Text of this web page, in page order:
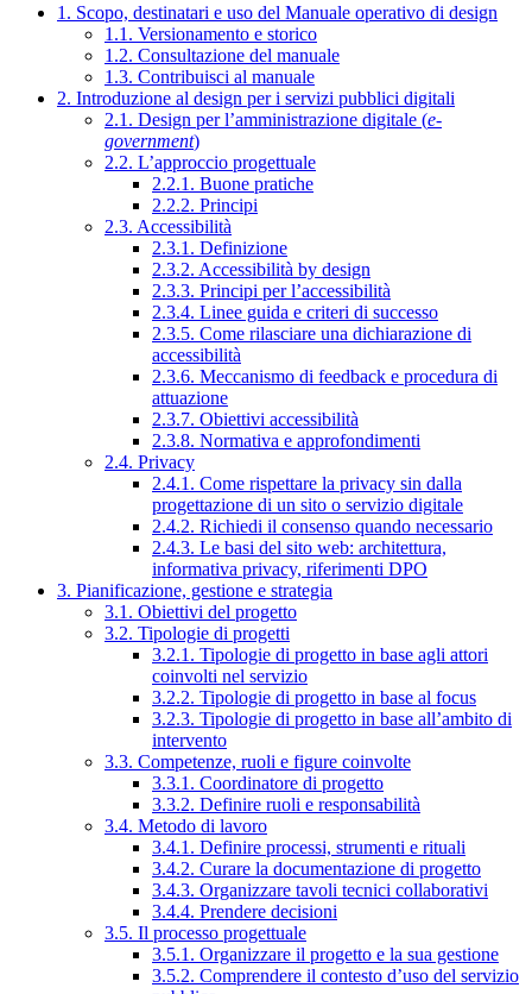
1. Scopo, destinatari e uso del Manuale operativo di design
1.1. Versionamento e storico
1.2. Consultazione del manuale
1.3. Contribuisci al manuale
2. Introduzione al design per i servizi pubblici digitali
2.1. Design per l’amministrazione digitale (e-
government)
2.2. L’approccio progettuale
2.2.1. Buone pratiche
2.2.2. Principi
2.3. Accessibilità
2.3.1. Definizione
2.3.2. Accessibilità by design
2.3.3. Principi per l’accessibilità
2.3.4. Linee guida e criteri di successo
2.3.5. Come rilasciare una dichiarazione di
accessibilità
2.3.6. Meccanismo di feedback e procedura di
attuazione
2.3.7. Obiettivi accessibilità
2.3.8. Normativa e approfondimenti
2.4. Privacy
2.4.1. Come rispettare la privacy sin dalla
progettazione di un sito o servizio digitale
2.4.2. Richiedi il consenso quando necessario
2.4.3. Le basi del sito web: architettura,
informativa privacy, riferimenti DPO
3. Pianificazione, gestione e strategia
3.1. Obiettivi del progetto
3.2. Tipologie di progetti
3.2.1. Tipologie di progetto in base agli attori
coinvolti nel servizio
3.2.2. Tipologie di progetto in base al focus
3.2.3. Tipologie di progetto in base all’ambito di
intervento
3.3. Competenze, ruoli e figure coinvolte
3.3.1. Coordinatore di progetto
3.3.2. Definire ruoli e responsabilità
3.4. Metodo di lavoro
3.4.1. Definire processi, strumenti e rituali
3.4.2. Curare la documentazione di progetto
3.4.3. Organizzare tavoli tecnici collaborativi
3.4.4. Prendere decisioni
3.5. Il processo progettuale
3.5.1. Organizzare il progetto e la sua gestione
3.5.2. Comprendere il contesto d’uso del servizio